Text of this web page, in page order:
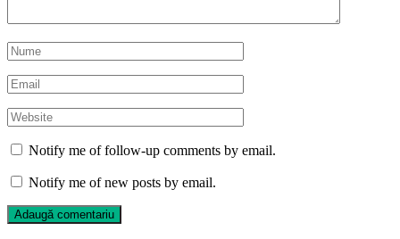
Notify me of follow-up comments by email.
Notify me of new posts by email.